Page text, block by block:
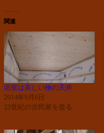
関連
浴室は美しい檜の天井
2014年9月6日
22世紀の古民家を造る